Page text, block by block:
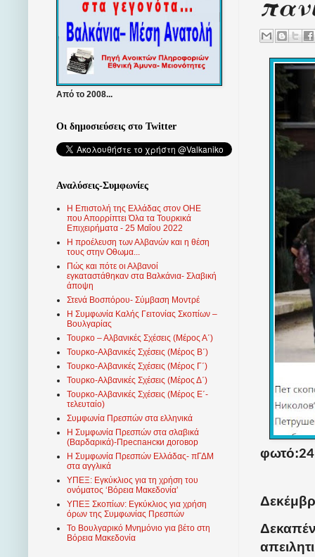
φωτό:
Από το 2008...
Οι δημοσιεύσεις στο Twitter
Αναλύσεις-Συμφωνίες
Η Επιστολή της Ελλάδας στον ΟΗΕ
που Απορρίπτει Όλα τα Τουρκικά
Επιχειρήματα - 25 Μαΐου 2022
Η προέλευση των Αλβανών και η θέση
τους στην Οθωμα...
Πώς και πότε οι Αλβανοί
εγκαταστάθηκαν στα Βαλκάνια- Σλαβική
άποψη
Στενά Βοσπόρου- Σύμβαση Μοντρέ
Η Συμφωνία Καλής Γειτονίας Σκοπίων –
Βουλγαρίας
Τουρκο – Αλβανικές Σχέσεις (Mέρος Α΄)
Τουρκο-Αλβανικές Σχέσεις (Μέρος Β΄)
Τουρκο-Αλβανικές Σχέσεις (Μέρος Γ΄)
Τουρκο-Αλβανικές Σχέσεις (Μέρος Δ΄)
Τουρκο-Αλβανικές Σχέσεις (Μέρος Ε΄-
τελευταίο)
Συμφωνία Πρεσπών στα ελληνικά
Η Συμφωνία Πρεσπών στα σλαβικά
(Βαρδαρικά)-Преспански договор
Η Συμφωνία Πρεσπών Ελλάδας- πΓΔΜ
στα αγγλικά
ΥΠΕΞ: Εγκύκλιος για τη χρήση του
ονόματος ‘Βόρεια Μακεδονία’
ΥΠΕΞ Σκοπίων: Εγκύκλιος για χρήση
όρων της Συμφωνίας Πρεσπών
Το Βουλγαρικό Μνημόνιο για βέτο στη
Βόρεια Μακεδονία